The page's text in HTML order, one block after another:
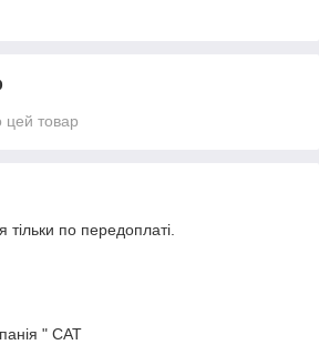
цей товар
тільки по передоплаті.
" САТ